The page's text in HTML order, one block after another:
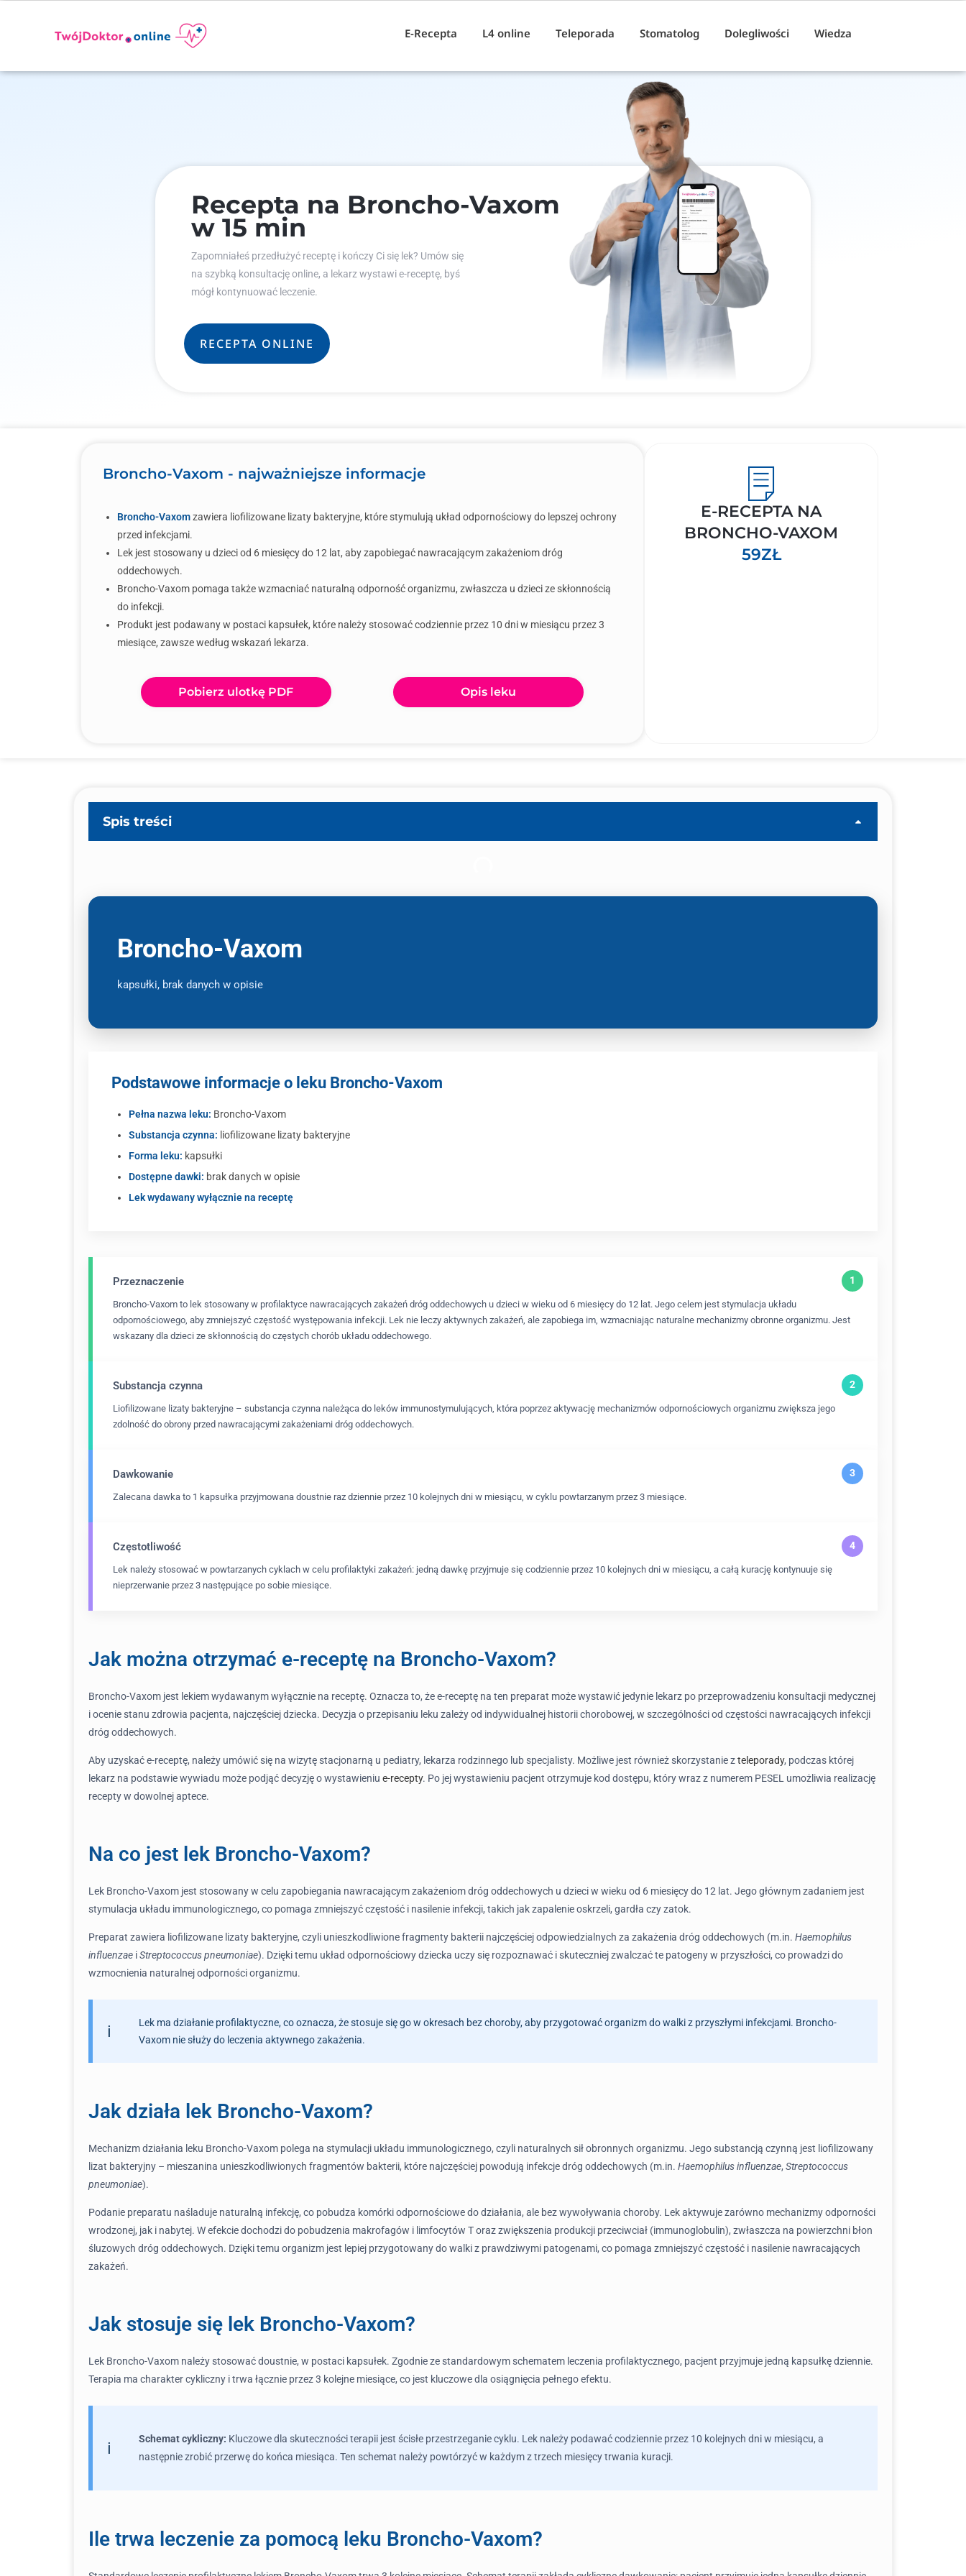
E-Recepta L4 online Teleporada Stomatolog Dolegliwości Wiedza
Recepta na Broncho-Vaxom
w 15 min
Zapomniałeś przedłużyć receptę i kończy Ci się lek? Umów się
na szybką konsultację online, a lekarz wystawi e-receptę, byś
mógł kontynuować leczenie.
RECEPTA ONLINE
Broncho-Vaxom - najważniejsze informacje
Broncho-Vaxomzawiera liofilizowane lizaty bakteryjne, które stymulują układ odpornościowy do lepszej ochrony
przed infekcjami.
Lek jest stosowany u dzieci od 6 miesięcy do 12 lat, aby zapobiegać nawracającym zakażeniom dróg
oddechowych.
Broncho-Vaxom pomaga także wzmacniać naturalną odporność organizmu, zwłaszcza u dzieci ze skłonnością
do infekcji.
Produkt jest podawany w postaci kapsułek, które należy stosować codziennie przez 10 dni w miesiącu przez 3
miesiące, zawsze według wskazań lekarza.
Pobierz ulotkę PDF Opis leku
E-RECEPTA NA
BRONCHO-VAXOM
59ZŁ
Spis treści
Broncho-Vaxom
kapsułki, brak danych w opisie
Podstawowe informacje o leku Broncho-Vaxom
Pełna nazwa leku: Broncho-Vaxom
Substancja czynna: liofilizowane lizaty bakteryjne
Forma leku: kapsułki
Dostępne dawki: brak danych w opisie
Lek wydawany wyłącznie na receptę
Przeznaczenie
Broncho-Vaxom to lek stosowany w profilaktyce nawracających zakażeń dróg oddechowych u dzieci w wieku od 6 miesięcy do 12 lat. Jego celem jest stymulacja układu
odpornościowego, aby zmniejszyć częstość występowania infekcji. Lek nie leczy aktywnych zakażeń, ale zapobiega im, wzmacniając naturalne mechanizmy obronne organizmu. Jest
wskazany dla dzieci ze skłonnością do częstych chorób układu oddechowego.
Substancja czynna
Liofilizowane lizaty bakteryjne – substancja czynna należąca do leków immunostymulujących, która poprzez aktywację mechanizmów odpornościowych organizmu zwiększa jego
zdolność do obrony przed nawracającymi zakażeniami dróg oddechowych.
Dawkowanie
Zalecana dawka to 1 kapsułka przyjmowana doustnie raz dziennie przez 10 kolejnych dni w miesiącu, w cyklu powtarzanym przez 3 miesiące.
Częstotliwość
Lek należy stosować w powtarzanych cyklach w celu profilaktyki zakażeń: jedną dawkę przyjmuje się codziennie przez 10 kolejnych dni w miesiącu, a całą kurację kontynuuje się
nieprzerwanie przez 3 następujące po sobie miesiące.
Jak można otrzymać e-receptę na Broncho-Vaxom?
Broncho-Vaxom jest lekiem wydawanym wyłącznie na receptę. Oznacza to, że e-receptę na ten preparat może wystawić jedynie lekarz po przeprowadzeniu konsultacji medycznej
i ocenie stanu zdrowia pacjenta, najczęściej dziecka. Decyzja o przepisaniu leku zależy od indywidualnej historii chorobowej, w szczególności od częstości nawracających infekcji
dróg oddechowych.
Aby uzyskać e-receptę, należy umówić się na wizytę stacjonarną u pediatry, lekarza rodzinnego lub specjalisty. Możliwe jest również skorzystanie zteleporady, podczas której
lekarz na podstawie wywiadu może podjąć decyzję o wystawieniu e-recepty. Po jej wystawieniu pacjent otrzymuje kod dostępu, który wraz z numerem PESEL umożliwia realizację
recepty w dowolnej aptece.
Na co jest lek Broncho-Vaxom?
Lek Broncho-Vaxom jest stosowany w celu zapobiegania nawracającym zakażeniom dróg oddechowych u dzieci w wieku od 6 miesięcy do 12 lat. Jego głównym zadaniem jest
stymulacja układu immunologicznego, co pomaga zmniejszyć częstość i nasilenie infekcji, takich jak zapalenie oskrzeli, gardła czy zatok.
Preparat zawiera liofilizowane lizaty bakteryjne, czyli unieszkodliwione fragmenty bakterii najczęściej odpowiedzialnych za zakażenia dróg oddechowych (m.in. Haemophilus
influenzae iStreptococcus pneumoniae). Dzięki temu układ odpornościowy dziecka uczy się rozpoznawać i skuteczniej zwalczać te patogeny w przyszłości, co prowadzi do
wzmocnienia naturalnej odporności organizmu.
Lek ma działanie profilaktyczne, co oznacza, że stosuje się go w okresach bez choroby, aby przygotować organizm do walki z przyszłymi infekcjami. Broncho-
Vaxom nie służy do leczenia aktywnego zakażenia.
Jak działa lek Broncho-Vaxom?
Mechanizm działania leku Broncho-Vaxom polega na stymulacji układu immunologicznego, czyli naturalnych sił obronnych organizmu. Jego substancją czynną jest liofilizowany
lizat bakteryjny – mieszanina unieszkodliwionych fragmentów bakterii, które najczęściej powodują infekcje dróg oddechowych (m.in. Haemophilus influenzae, Streptococcus
pneumoniae).
Podanie preparatu naśladuje naturalną infekcję, co pobudza komórki odpornościowe do działania, ale bez wywoływania choroby. Lek aktywuje zarówno mechanizmy odporności
wrodzonej, jak i nabytej. W efekcie dochodzi do pobudzenia makrofagów i limfocytów T oraz zwiększenia produkcji przeciwciał (immunoglobulin), zwłaszcza na powierzchni błon
śluzowych dróg oddechowych. Dzięki temu organizm jest lepiej przygotowany do walki z prawdziwymi patogenami, co pomaga zmniejszyć częstość i nasilenie nawracających
zakażeń.
Jak stosuje się lek Broncho-Vaxom?
Lek Broncho-Vaxom należy stosować doustnie, w postaci kapsułek. Zgodnie ze standardowym schematem leczenia profilaktycznego, pacjent przyjmuje jedną kapsułkę dziennie.
Terapia ma charakter cykliczny i trwa łącznie przez 3 kolejne miesiące, co jest kluczowe dla osiągnięcia pełnego efektu.
Schemat cykliczny: Kluczowe dla skuteczności terapii jest ścisłe przestrzeganie cyklu. Lek należy podawać codziennie przez 10 kolejnych dni w miesiącu, a
następnie zrobić przerwę do końca miesiąca. Ten schemat należy powtórzyć w każdym z trzech miesięcy trwania kuracji.
Ile trwa leczenie za pomocą leku Broncho-Vaxom?